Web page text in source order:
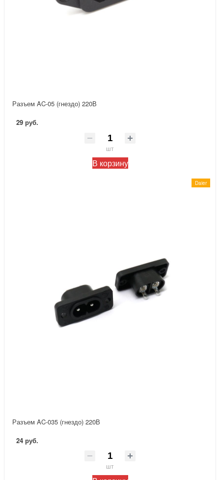
Разъем AC-05 (гнездо) 220В
29 руб.
шт
В корзину
Daier
Разъем AC-035 (гнездо) 220В
24 руб.
шт